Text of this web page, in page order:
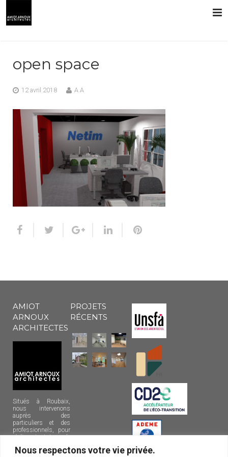
Nous respectons votre vie privée.
PRESTATIONS
CONTACT
open space
12 avril 2018 A A
AMIOT
ARNOUX
ARCHITECTES
Situés à Roubaix,
nous intervenons
auprès des
particuliers et des
professionnels, pour
réaliser tout type de
métropole lilloise et
PROJETS
RÉCENTS